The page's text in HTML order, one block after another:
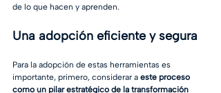
de lo que hacen y aprenden.
Una adopción eficiente y segura
Para la adopción de estas herramientas es
importante, primero, considerar a este proceso
como un pilar estratégico de la transformación